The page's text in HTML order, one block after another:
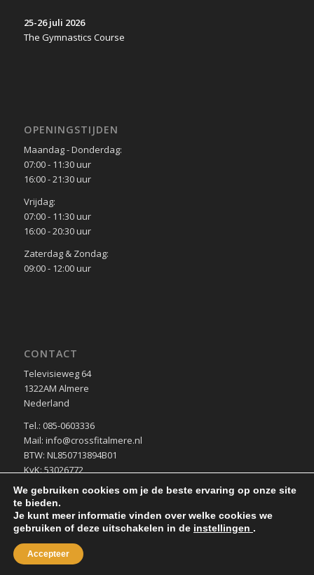
25-26 juli 2026
The Gymnastics Course
OPENINGSTIJDEN
Maandag - Donderdag:
07:00 - 11:30 uur
16:00 - 21:30 uur
Vrijdag:
07:00 - 11:30 uur
16:00 - 20:30 uur
Zaterdag & Zondag:
09:00 - 12:00 uur
CONTACT
Televisieweg 64
1322AM Almere
Nederland
Tel.: 085-0603336
Mail: info@crossfitalmere.nl
BTW: NL850713894B01
KvK: 53026772
© Copyright - CrossFit Almere
We gebruiken cookies om je de beste ervaring op onze site
te bieden.
Je kunt meer informatie vinden over welke cookies we
gebruiken of deze uitschakelen in de instellingen .
Accepteer